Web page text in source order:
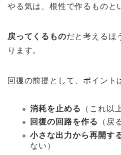
やる気は、根性で作るものと
戻ってくるものだと考えるほ
ります。
回復の前提として、ポイント
消耗を止める
（これ以
回復の回路を作る
（戻
小さな出力から再開す
ない）